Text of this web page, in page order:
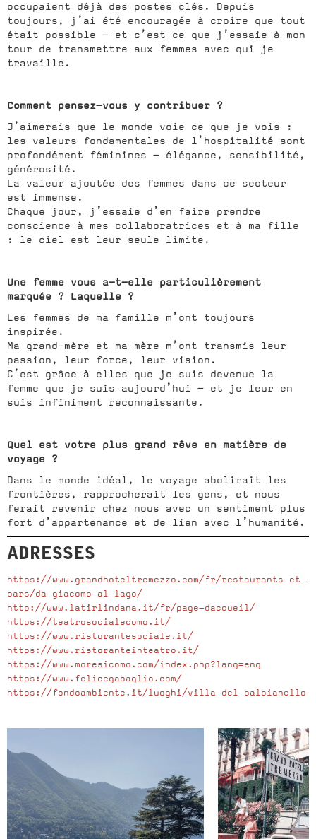
occupaient déjà des postes clés. Depuis
toujours, j’ai été encouragée à croire que tout
était possible — et c’est ce que j’essaie à mon
tour de transmettre aux femmes avec qui je
travaille.
Comment pensez-vous y contribuer ?
J’aimerais que le monde voie ce que je vois :
les valeurs fondamentales de l’hospitalité sont
profondément féminines — élégance, sensibilité,
générosité.
La valeur ajoutée des femmes dans ce secteur
est immense.
Chaque jour, j’essaie d’en faire prendre
conscience à mes collaboratrices et à ma fille
: le ciel est leur seule limite.
Une femme vous a-t-elle particulièrement
marquée ? Laquelle ?
Les femmes de ma famille m’ont toujours
inspirée.
Ma grand-mère et ma mère m’ont transmis leur
passion, leur force, leur vision.
C’est grâce à elles que je suis devenue la
femme que je suis aujourd’hui — et je leur en
suis infiniment reconnaissante.
Quel est votre plus grand rêve en matière de
voyage ?
Dans le monde idéal, le voyage abolirait les
frontières, rapprocherait les gens, et nous
ferait revenir chez nous avec un sentiment plus
fort d’appartenance et de lien avec l’humanité.
ADRESSES
https://www.grandhoteltremezzo.com/fr/restaurants-et-
bars/da-giacomo-al-lago/
http://www.latirlindana.it/fr/page-daccueil/
https://teatrosocialecomo.it/
https://www.ristorantesociale.it/
https://www.ristoranteinteatro.it/
https://www.moresicomo.com/index.php?lang=eng
https://www.felicegabaglio.com/
https://fondoambiente.it/luoghi/villa-del-balbianello